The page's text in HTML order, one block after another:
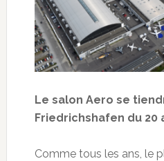
Le salon Aero se
Friedrichshafen du 20
Comme tous les ans, le